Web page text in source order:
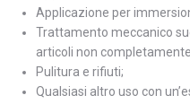
Applicazione per
Trattamento meccanico
articoli non
Pulitura e rifiuti;
Qualsiasi altro uso con